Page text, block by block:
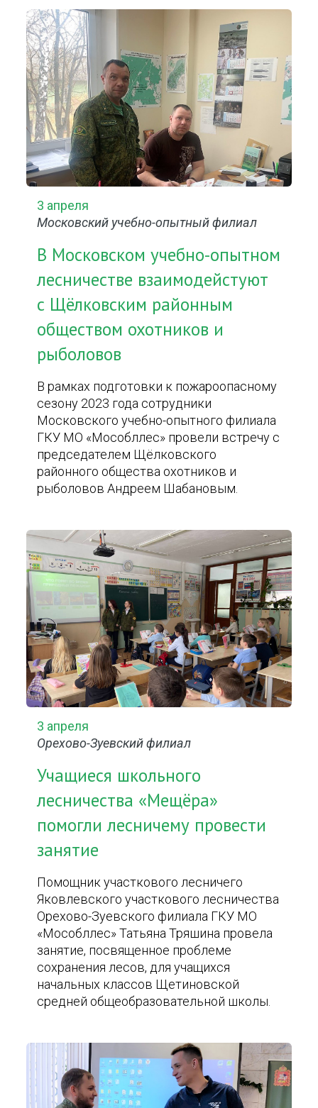
3 апреля
Московский учебно-опытный филиал
В Московском учебно-опытном
лесничестве взаимодейстуют
с Щёлковским районным
обществом охотников и
рыболовов
В рамках подготовки к пожароопасному
сезону 2023 года сотрудники
Московского учебно-опытного филиала
ГКУ МО «Мособллес» провели встречу с
председателем Щёлковского
районного общества охотников и
рыболовов Андреем Шабановым.
3 апреля
Орехово-Зуевский филиал
Учащиеся школьного
лесничества «Мещёра»
помогли лесничему провести
занятие
Помощник участкового лесничего
Яковлевского участкового лесничества
Орехово-Зуевского филиала ГКУ МО
«Мособллес» Татьяна Тряшина провела
занятие, посвященное проблеме
сохранения лесов, для учащихся
начальных классов Щетиновской
средней общеобразовательной школы.